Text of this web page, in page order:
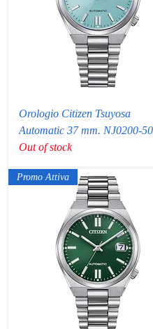
Orologio Citizen Tsuyosa
Automatic 37 mm. NJ0200-
Out of stock
Promo Attiva